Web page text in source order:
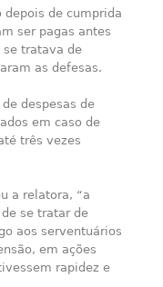
depois de cumprida
ser pagas antes
se tratava de
as defesas.
despesas de
em caso de
três vezes
a relatora, “a
se tratar de
aos serventuários
em ações
rapidez e